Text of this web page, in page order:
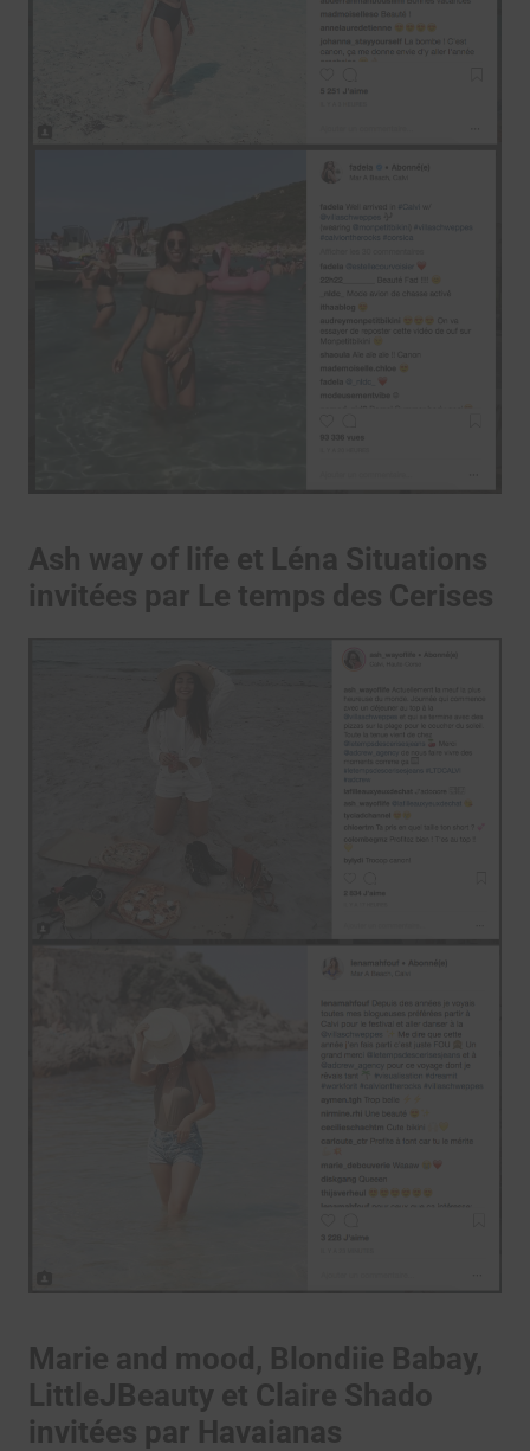
Ash way of life et Léna Situations
invitées par Le temps des Cerises
Marie and mood, Blondiie Babay,
LittleJBeauty et Claire Shado
invitées par Havaianas